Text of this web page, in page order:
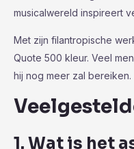
musicalwereld inspireert
Met zijn filantropische
Quote 500 kleur. Veel
hij nog meer zal bereiken.
1. Wat is het